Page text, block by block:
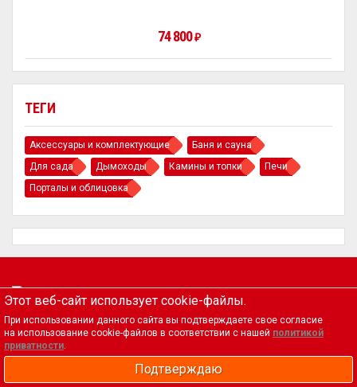
ТЕГИ
Аксессуары и комплектующие
Баня и сауна
Для сада
Дымоходы Камины и топки
Печи
Порталы и облицовка
74 800₽
Биокамины, камины и печи
по интересным ценам.
Политика
Магазин
Корзина
Контакты
Этот веб-сайт использует cookie-файлы.
При использовании данного сайта вы подтверждаете свое согласие
на использование cookie-файлов в соответствии с нашей политикой
приватности.
Подтверждаю